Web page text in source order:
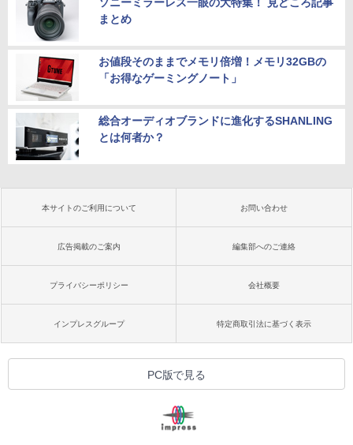
まとめ
お値段そのままでメモリ倍増！メモリ32GBの
「お得なゲーミングノート」
総合オーディオブランドに進化するSHANLING
とは何者か？
本サイトのご利用について お問い合わせ
広告掲載のご案内 編集部へのご連絡
プライバシーポリシー 会社概要
インプレスグループ 特定商取引法に基づく表示
PC版で見る